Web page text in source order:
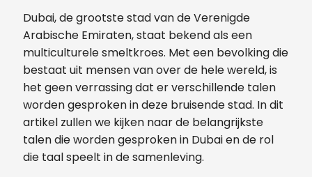
Dubai, de grootste stad van de Verenigde
Arabische Emiraten, staat bekend als een
multiculturele smeltkroes. Met een bevolking die
bestaat uit mensen van over de hele wereld, is
het geen verrassing dat er verschillende talen
worden gesproken in deze bruisende stad. In dit
artikel zullen we kijken naar de belangrijkste
talen die worden gesproken in Dubai en de rol
die taal speelt in de samenleving.